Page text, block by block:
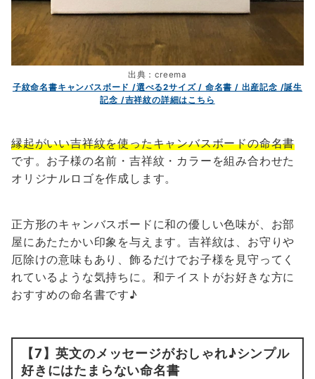
出典：creema
子紋命名書キャンバスボード /選べる2サイズ / 命名書 / 出産記念 /誕生
記念 /吉祥紋の詳細はこちら
縁起がいい吉祥紋を使ったキャンバスボードの命名書
です。お子様の名前・吉祥紋・カラーを組み合わせた
オリジナルロゴを作成します。
正方形のキャンバスボードに和の優しい色味が、お部
屋にあたたかい印象を与えます。吉祥紋は、お守りや
厄除けの意味もあり、飾るだけでお子様を見守ってく
れているような気持ちに。和テイストがお好きな方に
おすすめの命名書です♪
【7】英文のメッセージがおしゃれ♪シンプル
好きにはたまらない命名書